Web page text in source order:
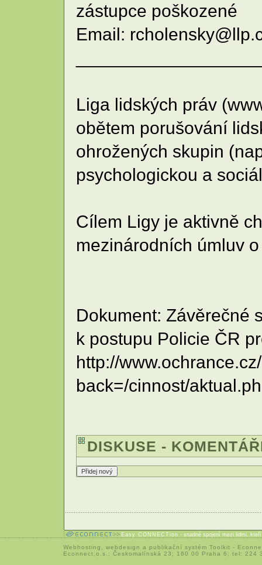
zástupce poškozené
Email:
Liga lidských práv
obětem porušování
ohrožených skupin
psychologickou a
Cílem Ligy je aktivně
mezinárodních úmluv
Dokument: Závěrečné
k postupu Policie ČR
http://
back=/cinnost/
DISKUSE -
Easy CONNECTion - snadné spojení mezi lidmi,
Webhosting webdesign a publikační systém Toolkit -
Econnect,o.s.; Českomalínská 23; 160 00 Praha 6; tel: 224